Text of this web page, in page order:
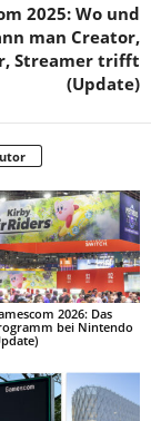
2025: Wo und
man Creator,
Streamer trifft
(Update)
2026: Das
bei Nintendo